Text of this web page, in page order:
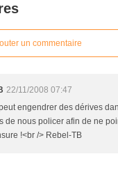
un commentaire
22/11/2008 07:47
engendrer des dérives
de nous policer afin de ne
!<br /> Rebel-TB